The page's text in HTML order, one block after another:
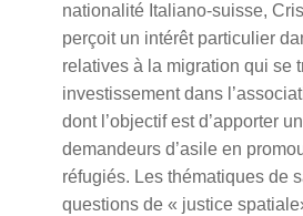
nationalité Italiano-suisse,
perçoit un intérêt particulier
relatives à la migration qui se
investissement dans
dont l’objectif est d’apporter
demandeurs d’asile en
réfugiés. Les thématiques de
questions de « justice